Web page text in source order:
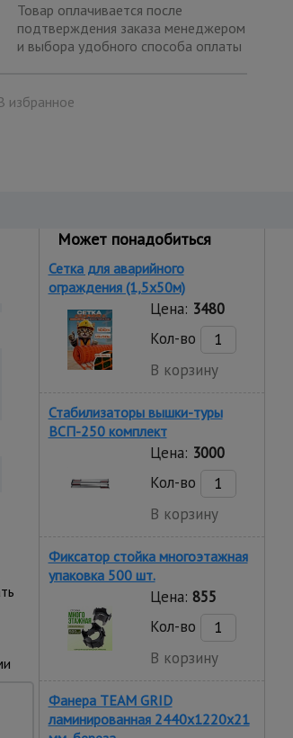
Товар оплачивается после
подтверждения заказа менеджером
и выбора удобного способа оплаты
избранное
Может понадобиться
Сетка для аварийного
ограждения (1,5х50м)
Цена: 3480
Кол-во
В корзину
Стабилизаторы вышки-туры
ВСП-250 комплект
Цена: 3000
Кол-во
В корзину
Фиксатор стойка многоэтажная
упаковка 500 шт.
Цена: 855
Кол-во
В корзину
Фанера TEAM GRID
ламинированная 2440х1220х21